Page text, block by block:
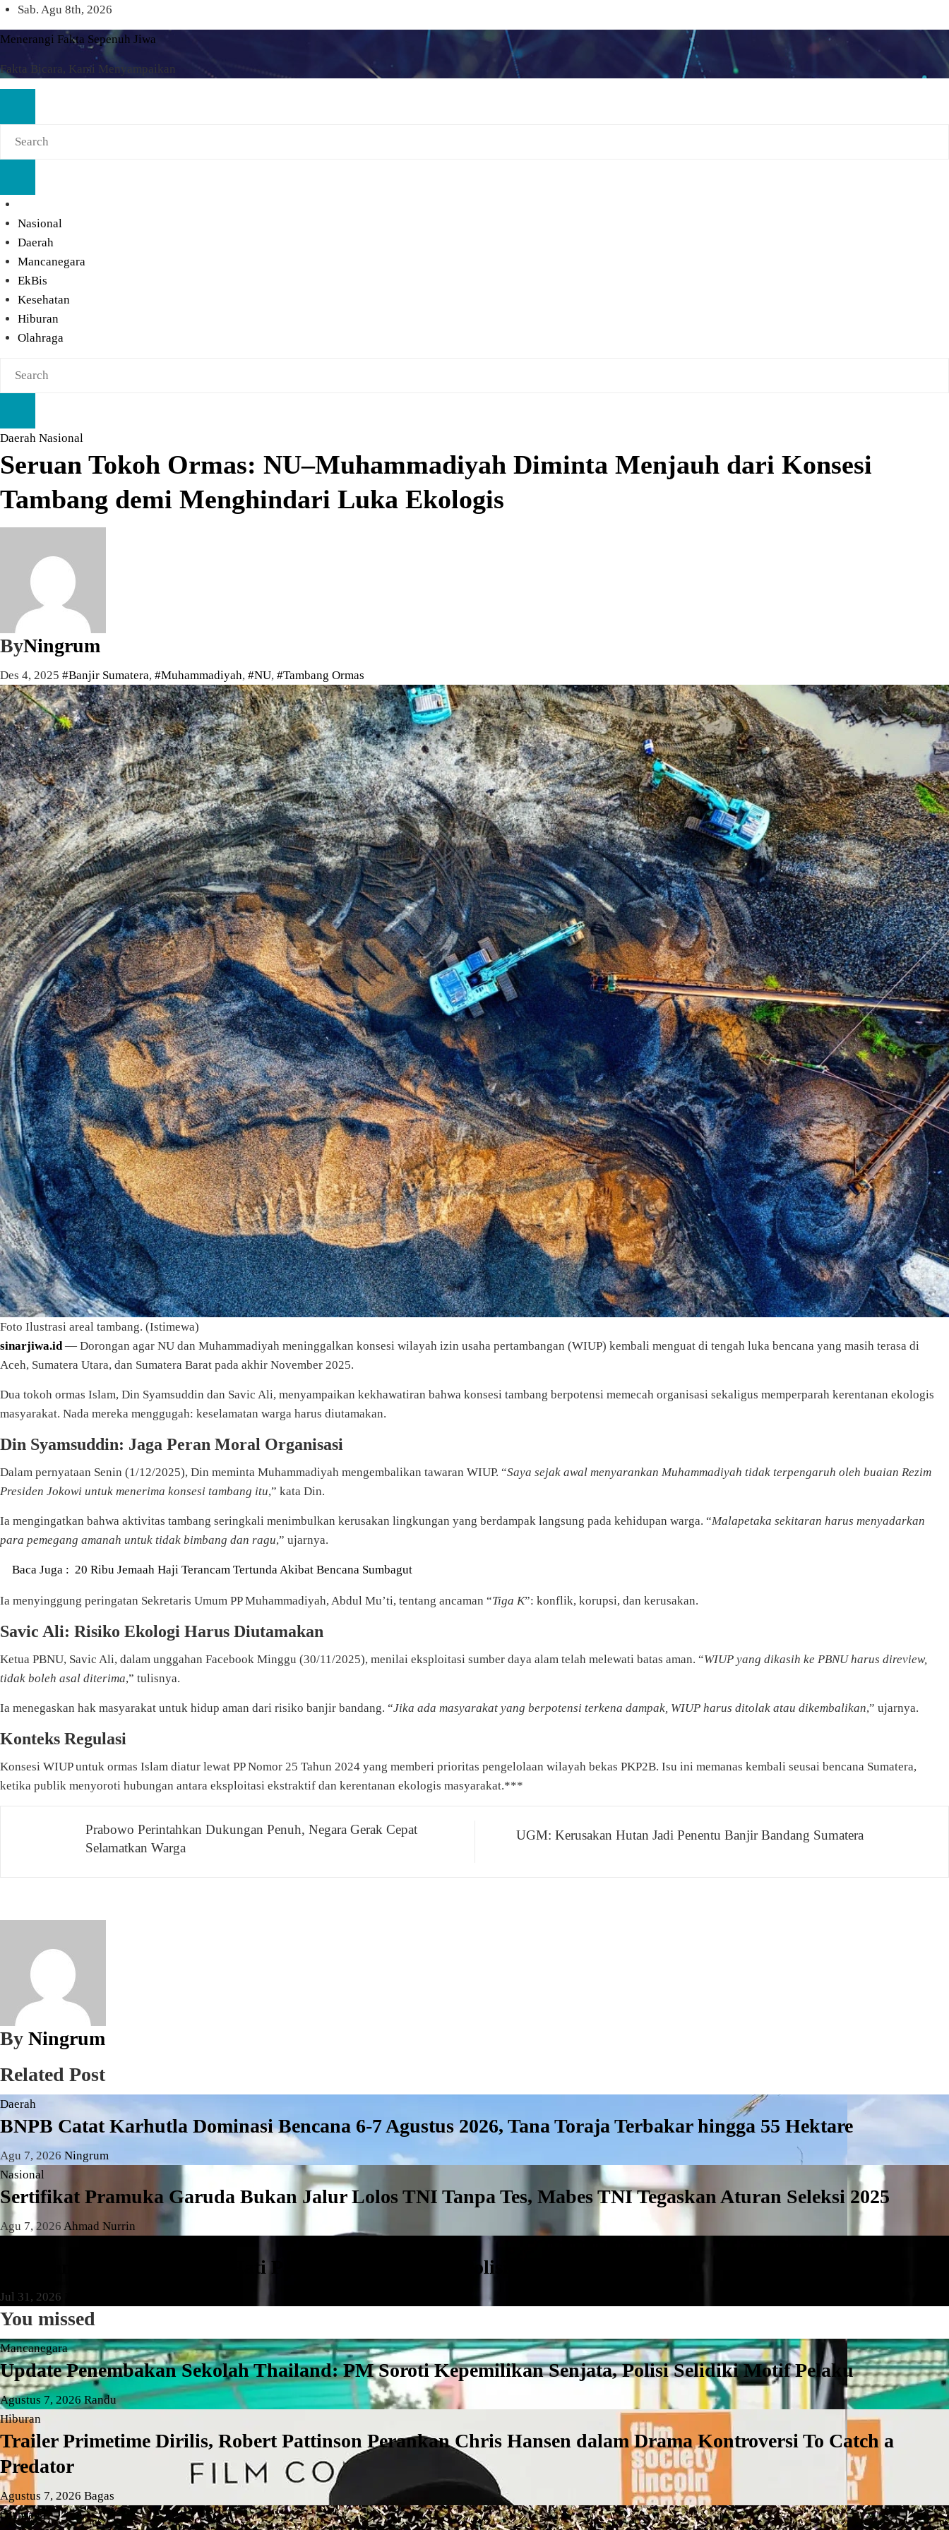
Skip
to
content
Sab. Agu 8th, 2026
Menerangi Fakta Sepenuh Jiwa
Fakta Bicara, Kami Menyampaikan
Nasional
Daerah
Mancanegara
EkBis
Kesehatan
Hiburan
Olahraga
Daerah Nasional
Seruan Tokoh Ormas: NU–Muhammadiyah Diminta Menjauh dari Konsesi
Tambang demi Menghindari Luka Ekologis
ByNingrum
Des 4, 2025 #Banjir Sumatera, #Muhammadiyah, #NU, #Tambang Ormas
Foto Ilustrasi areal tambang. (Istimewa)
sinarjiwa.id— Dorongan agar NU dan Muhammadiyah meninggalkan konsesi wilayah izin usaha pertambangan (WIUP) kembali menguat di tengah luka bencana yang masih terasa di
Aceh, Sumatera Utara, dan Sumatera Barat pada akhir November 2025.
Dua tokoh ormas Islam, Din Syamsuddin dan Savic Ali, menyampaikan kekhawatiran bahwa konsesi tambang berpotensi memecah organisasi sekaligus memperparah kerentanan ekologis
masyarakat. Nada mereka menggugah: keselamatan warga harus diutamakan.
Din Syamsuddin: Jaga Peran Moral Organisasi
Dalam pernyataan Senin (1/12/2025), Din meminta Muhammadiyah mengembalikan tawaran WIUP. “Saya sejak awal menyarankan Muhammadiyah tidak terpengaruh oleh buaian Rezim
Presiden Jokowi untuk menerima konsesi tambang itu,” kata Din.
Ia mengingatkan bahwa aktivitas tambang seringkali menimbulkan kerusakan lingkungan yang berdampak langsung pada kehidupan warga. “Malapetaka sekitaran harus menyadarkan
para pemegang amanah untuk tidak bimbang dan ragu,” ujarnya.
Baca Juga : 20 Ribu Jemaah Haji Terancam Tertunda Akibat Bencana Sumbagut
Ia menyinggung peringatan Sekretaris Umum PP Muhammadiyah, Abdul Mu’ti, tentang ancaman “Tiga K”: konflik, korupsi, dan kerusakan.
Savic Ali: Risiko Ekologi Harus Diutamakan
Ketua PBNU, Savic Ali, dalam unggahan Facebook Minggu (30/11/2025), menilai eksploitasi sumber daya alam telah melewati batas aman. “WIUP yang dikasih ke PBNU harus direview,
tidak boleh asal diterima,” tulisnya.
Ia menegaskan hak masyarakat untuk hidup aman dari risiko banjir bandang. “Jika ada masyarakat yang berpotensi terkena dampak, WIUP harus ditolak atau dikembalikan,” ujarnya.
Konteks Regulasi
Konsesi WIUP untuk ormas Islam diatur lewat PP Nomor 25 Tahun 2024 yang memberi prioritas pengelolaan wilayah bekas PKP2B. Isu ini memanas kembali seusai bencana Sumatera,
ketika publik menyoroti hubungan antara eksploitasi ekstraktif dan kerentanan ekologis masyarakat.***
NavigasiPrabowo Perintahkan Dukungan Penuh, Negara Gerak Cepat
Selamatkan Warga
UGM: Kerusakan Hutan Jadi Penentu Banjir Bandang Sumatera
By Ningrum
Related Post
Daerah
BNPB Catat Karhutla Dominasi Bencana 6-7 Agustus 2026, Tana Toraja Terbakar hingga 55 Hektare
Agu 7, 2026 Ningrum
Nasional
Sertifikat Pramuka Garuda Bukan Jalur Lolos TNI Tanpa Tes, Mabes TNI Tegaskan Aturan Seleksi 2025
Agu 7, 2026 Ahmad Nurrin
Pengganjal ATM RS Buah Hati Pamulang Ditangkap, Polisi Amankan Tiga Pelaku
Jul 31, 2026
You missed
Mancanegara
Update Penembakan Sekolah Thailand: PM Soroti Kepemilikan Senjata, Polisi Selidiki Motif Pelaku
Agustus 7, 2026Randu
Hiburan
Trailer Primetime Dirilis, Robert Pattinson Perankan Chris Hansen dalam Drama Kontroversi To Catch a
Predator
Agustus 7, 2026 Bagas
Olahraga